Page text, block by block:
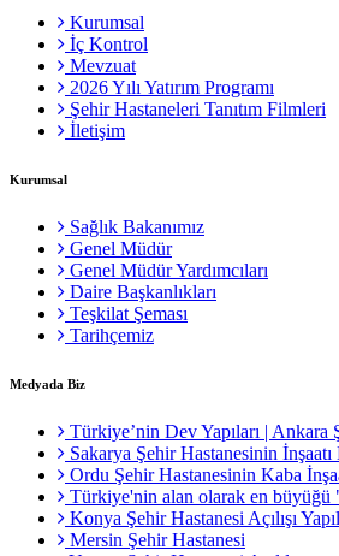
Kurumsal
İç Kontrol
Mevzuat
2026 Yılı Yatırım Programı
Şehir Hastaneleri Tanıtım Filmleri
İletişim
Kurumsal
Sağlık Bakanımız
Genel Müdür
Genel Müdür Yardımcıları
Daire Başkanlıkları
Teşkilat Şeması
Tarihçemiz
Medyada Biz
Türkiye’nin Dev Yapıları | Ankara
Sakarya Şehir Hastanesinin
Ordu Şehir Hastanesinin Kaba
Türkiye'nin alan olarak en büyüğü
Konya Şehir Hastanesi Açılışı
Mersin Şehir Hastanesi